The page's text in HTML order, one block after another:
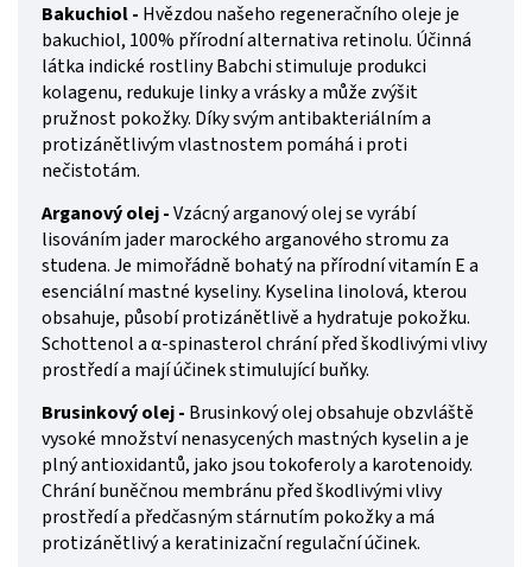
Bakuchiol - Hvězdou našeho regeneračního oleje je
bakuchiol, 100% přírodní alternativa retinolu. Účinná
látka indické rostliny Babchi stimuluje produkci
kolagenu, redukuje linky a vrásky a může zvýšit
pružnost pokožky. Díky svým antibakteriálním a
protizánětlivým vlastnostem pomáhá i proti
nečistotám.
Arganový olej -Vzácný arganový olej se vyrábí
lisováním jader marockého arganového stromu za
studena. Je mimořádně bohatý na přírodní vitamín E a
esenciální mastné kyseliny. Kyselina linolová, kterou
obsahuje, působí protizánětlivě a hydratuje pokožku.
Schottenol a α-spinasterol chrání před škodlivými vlivy
prostředí a mají účinek stimulující buňky.
Brusinkový olej - Brusinkový olej obsahuje obzvláště
vysoké množství nenasycených mastných kyselin a je
plný antioxidantů, jako jsou tokoferoly a karotenoidy.
Chrání buněčnou membránu před škodlivými vlivy
prostředí a předčasným stárnutím pokožky a má
protizánětlivý a keratinizační regulační účinek.